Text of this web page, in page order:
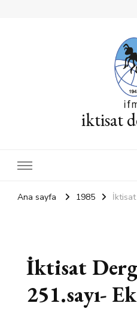
iktisat
Ana sayfa 1985 İktisat
İktisat
251.sayı-